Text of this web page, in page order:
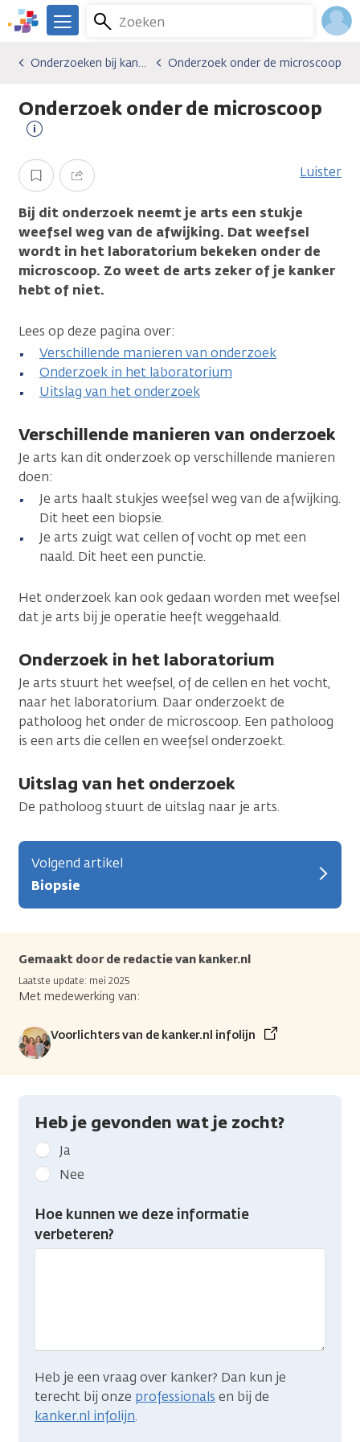
Overslaan
en
gaan
We
er
je.
Kanker.nl
Zoeken
Menu
Algemene onderwerpen
Onderzoeken bij kanker
Onderzoek onder de microscoop
Onderzoeken bij kanker Onderzoek onder de microscoop
Onderzoek onder de microscoop
informatie
Opslaan Delen Luister
Bij dit onderzoek neemt je arts een stukje
weefsel weg van de afwijking. Dat weefsel
wordt in het laboratorium bekeken onder de
microscoop. Zo weet de arts zeker of je kanker
hebt of niet.
Lees op deze pagina over:
Verschillende manieren van onderzoek
Onderzoek in het laboratorium
Uitslag van het onderzoek
Verschillende manieren van onderzoek
Je arts kan dit onderzoek op verschillende manieren
doen:
Je arts haalt stukjes weefsel weg van de afwijking.
Dit heet een biopsie.
Je arts zuigt wat cellen of vocht op met een
naald. Dit heet een punctie.
Het onderzoek kan ook gedaan worden met weefsel
dat je arts bij je operatie heeft weggehaald.
Onderzoek in het laboratorium
Je arts stuurt het weefsel, of de cellen en het vocht,
naar het laboratorium. Daar onderzoekt de
patholoog het onder de microscoop. Een patholoog
is een arts die cellen en weefsel onderzoekt.
Uitslag van het onderzoek
De patholoog stuurt de uitslag naar je arts.
Volgend artikel
Biopsie
Gemaakt door de redactie van kanker.nl
Laatste update: mei 2025
Met medewerking van:
Voorlichters van de kanker.nl infolijn
Heb je gevonden wat je zocht?
Geef
kanker.nl
feedback:
Heb
gevonden
Ja
Nee
Hoe kunnen we deze informatie
verbeteren?
Heb je een vraag over kanker? Dan kun je
terecht bij onze professionals en bij de
kanker.nl infolijn.